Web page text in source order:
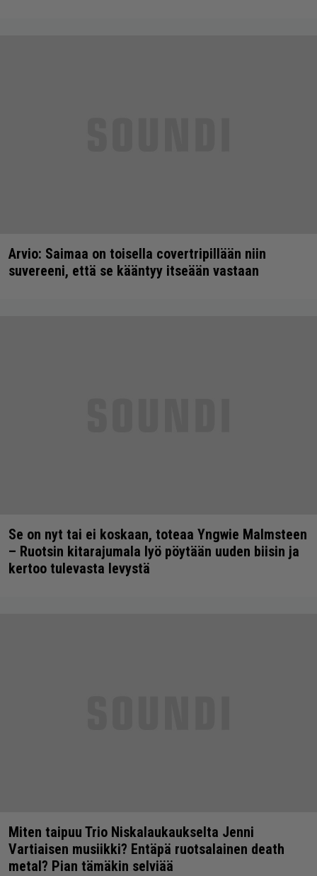
Arvio: Saimaa on toisella covertripillään niin
suvereeni, että se kääntyy itseään vastaan
Se on nyt tai ei koskaan, toteaa Yngwie Malmsteen
– Ruotsin kitarajumala lyö pöytään uuden biisin ja
kertoo tulevasta levystä
Miten taipuu Trio Niskalaukaukselta Jenni
Vartiaisen musiikki? Entäpä ruotsalainen death
metal? Pian tämäkin selviää